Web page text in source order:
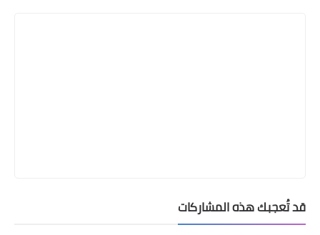
قد تُعجبك هذه المشاركات